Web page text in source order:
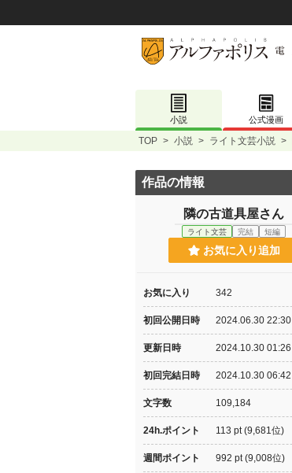
小説 公式漫画
TOP > 小説 > ライト文芸小説 >
作品の情報
隣の古道具屋さん
ライト文芸 完結 短編
お気に入り追加
お気に入り 342
初回公開日時 2024.06.30 22:30
更新日時 2024.10.30 01:26
初回完結日時 2024.10.30 06:42
文字数 109,184
24h.ポイント 113 pt (9,681位)
週間ポイント 992 pt (9,008位)